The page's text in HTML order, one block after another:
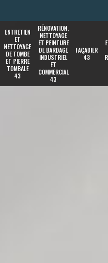
ENTRETIEN
ET
NETTOYAGE
DE TOMBE
ET PIERRE
TOMBALE
43
RÉNOVATION,
NETTOYAGE
ET PEINTURE
DE BARDAGE
INDUSTRIEL
ET
COMMERCIAL
43
FAÇADIER
43